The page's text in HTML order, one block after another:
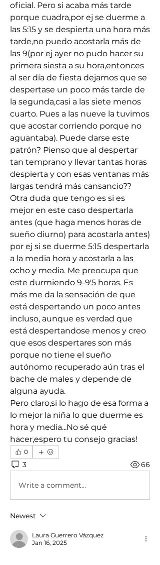
oficial. Pero si acaba más tarde
porque cuadra,por ej se duerme a
las 5:15 y se despierta una hora más
tarde,no puedo acostarla más de
las 9(por ej ayer no pudo hacer su
primera siesta a su hora,entonces
al ser día de fiesta dejamos que se
despertase un poco más tarde de
la segunda,casi a las siete menos
cuarto. Pues a las nueve la tuvimos
que acostar corriendo porque no
aguantaba). Puede darse este
patrón? Pienso que al despertar
tan temprano y llevar tantas horas
despierta y con esas ventanas más
largas tendrá más cansancio??
Otra duda que tengo es si es
mejor en este caso despertarla
antes (que haga menos horas de
sueño diurno) para acostarla antes)
por ej si se duerme 5:15 despertarla
a la media hora y acostarla a las
ocho y media. Me preocupa que
este durmiendo 9-9'5 horas. Es
más me da la sensación de que
está despertando un poco antes
incluso, aunque es verdad que
está despertandose menos y creo
que esos despertares son más
porque no tiene el sueño
autónomo recuperado aún tras el
bache de males y depende de
alguna ayuda.
Pero claro,si lo hago de esa forma a
lo mejor la niña lo que duerme es
hora y media...No sé qué
hacer,espero tu consejo gracias!
0
3 66
Write a comment...
Newest
Laura Guerrero Vázquez
Jan 16, 2025